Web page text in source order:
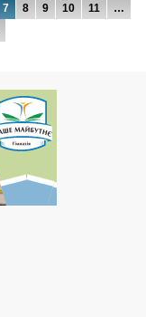
7 8 9 10 11
…